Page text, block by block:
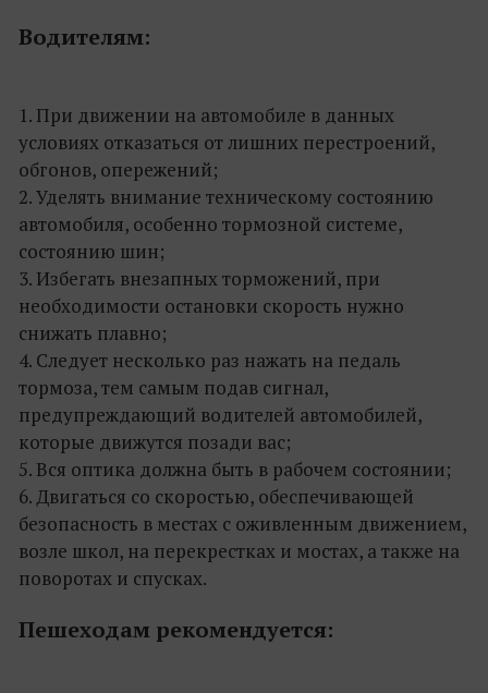
Водителям:
1. При движении на автомобиле в данных
условиях отказаться от лишних перестроений,
обгонов, опережений;
2. Уделять внимание техническому состоянию
автомобиля, особенно тормозной системе,
состоянию шин;
3. Избегать внезапных торможений, при
необходимости остановки скорость нужно
снижать плавно;
4. Следует несколько раз нажать на педаль
тормоза, тем самым подав сигнал,
предупреждающий водителей автомобилей,
которые движутся позади вас;
5. Вся оптика должна быть в рабочем состоянии;
6. Двигаться со скоростью, обеспечивающей
безопасность в местах с оживленным движением,
возле школ, на перекрестках и мостах, а также на
поворотах и спусках.
Пешеходам рекомендуется: